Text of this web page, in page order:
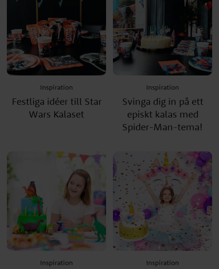
Inspiration
Festliga idéer till Star
Wars Kalaset
Inspiration
Svinga dig in på ett
episkt kalas med
Spider-Man-tema!
Inspiration Inspiration